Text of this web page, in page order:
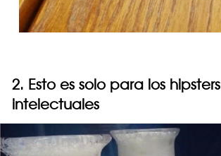
2. Esto es solo para los hipsters
intelectuales